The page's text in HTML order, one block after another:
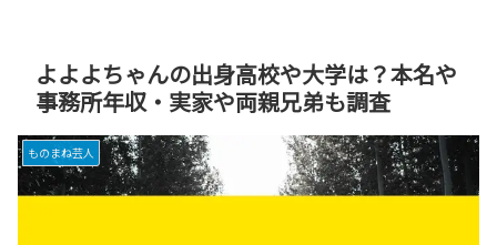
よよよちゃんの出身高校や大学は？本名や
事務所年収・実家や両親兄弟も調査
ものまね芸人